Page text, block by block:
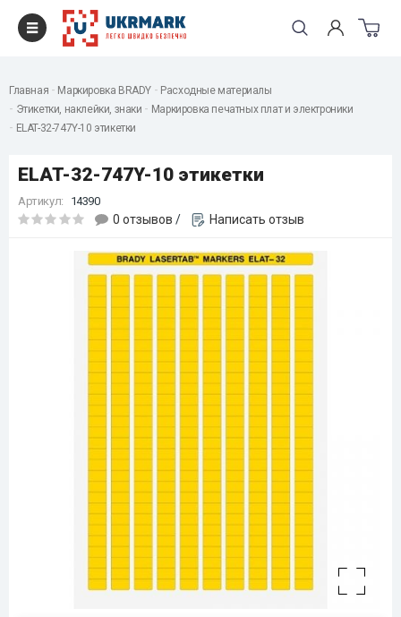
Главная Маркировка BRADY
Расходные материалы
Этикетки, наклейки, знаки
Маркировка печатных плат и электроники
ELAT-32-747Y-10 этикетки
ELAT-32-747Y-10 этикетки
Артикул: 14390
0 отзывов / Написать отзыв